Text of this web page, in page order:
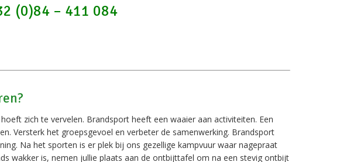
(0)84 – 411 084
zich te vervelen. Brandsport heeft een waaier aan activiteiten. Een
Versterk het groepsgevoel en verbeter de samenwerking. Brandsport
Na het sporten is er plek bij ons gezellige kampvuur waar nagepraat
wakker is, nemen jullie plaats aan de ontbijttafel om na een stevig ontbijt